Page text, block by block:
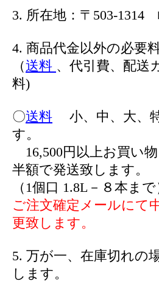
3. 所在地：〒503-1314
4. 商品代金以外の必要
（送料 、代引費、配送
料)
〇送料 小、中、大、
す。
16,500円以上お買い
半額で発送致します
（1個口 1.8L－８本まで
ご注文確定メールにて
更致します。
5. 万が一、在庫切れの
します。